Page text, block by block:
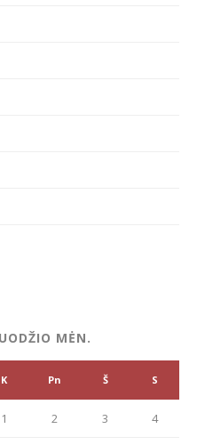
MĖN.
K Pn Š S
1 2 3 4